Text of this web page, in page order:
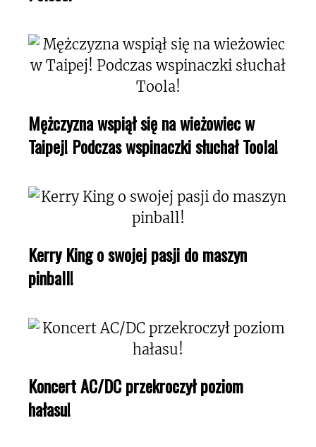
Mężczyzna wspiął się na wieżowiec w
Taipej! Podczas wspinaczki słuchał Toola!
Kerry King o swojej pasji do maszyn
pinball!
Koncert AC/DC przekroczył poziom
hałasu!